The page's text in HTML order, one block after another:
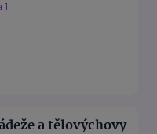
1
a tělovýchovy